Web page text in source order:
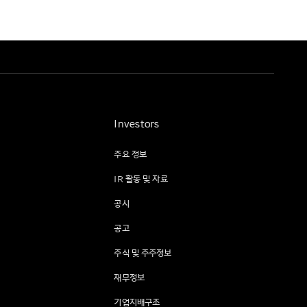
Investors
주요 정보
IR 활동 및 자료
공시
공고
주식 및 주주정보
재무정보
기업지배구조